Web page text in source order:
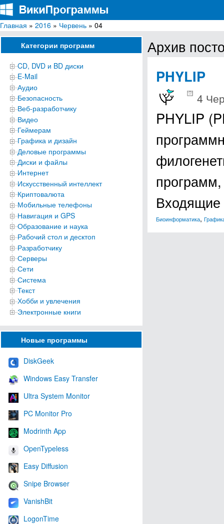
ВикиПрограммы
Энциклопедия бесплатных компьютерных программ для Windows
Главная » 2016 » Червень » 04
Категории программ
CD, DVD и BD диски
E-Mail
Аудио
Безопасность
Веб-разработчику
Видео
Геймерам
Графика и дизайн
Деловые программы
Диски и файлы
Интернет
Искусственный интеллект
Криптовалюта
Мобильные телефоны
Навигация и GPS
Образование и наука
Рабочий стол и десктоп
Разработчику
Серверы
Сети
Система
Текст
Хобби и увлечения
Электронные книги
Новые программы
DiskGeek
Windows Easy Transfer
Ultra System Monitor
PC Monitor Pro
Modrinth App
OpenTypeless
Easy Diffusion
Snipe Browser
VanishBit
LogonTime
Архив
PHYLIP
4
PHYLIP
Биоинформатика,